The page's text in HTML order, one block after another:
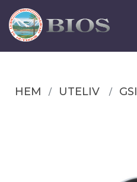
HEM UTELIV GSI